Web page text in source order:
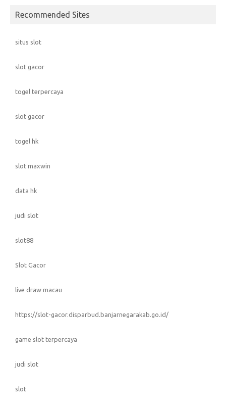
Recommended Sites
situs slot
slot gacor
togel terpercaya
slot gacor
togel hk
slot maxwin
data hk
judi slot
slot88
Slot Gacor
live draw macau
https://slot-gacor.disparbud.banjarnegarakab.go.id/
game slot terpercaya
judi slot
slot